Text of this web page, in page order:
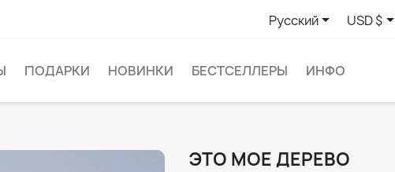
Русский USD $
ПОДАРКИ НОВИНКИ БЕСТСЕЛЛЕРЫ ИНФО
ЭТО МОЕ ДЕРЕВО